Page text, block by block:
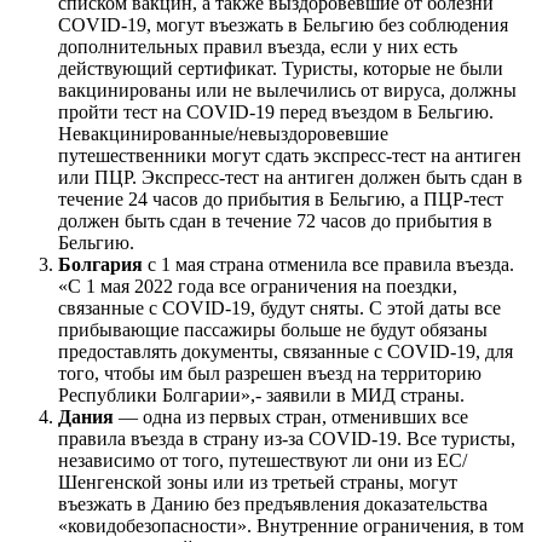
COVID-19, могут въезжать в Бельгию без соблюдения
дополнительных правил въезда, если у них есть
действующий сертификат. Туристы, которые не были
вакцинированы или не вылечились от вируса, должны
пройти тест на COVID-19 перед въездом в Бельгию.
Невакцинированные/невыздоровевшие
путешественники могут сдать экспресс-тест на антиген
или ПЦР. Экспресс-тест на антиген должен быть сдан в
течение 24 часов до прибытия в Бельгию, а ПЦР-тест
должен быть сдан в течение 72 часов до прибытия в
Бельгию.
Болгария с 1 мая страна отменила все правила въезда.
«С 1 мая 2022 года все ограничения на поездки,
связанные с COVID-19, будут сняты. С этой даты все
прибывающие пассажиры больше не будут обязаны
предоставлять документы, связанные с COVID-19, для
того, чтобы им был разрешен въезд на территорию
Республики Болгарии»,- заявили в МИД страны.
Дания — одна из первых стран, отменивших все
правила въезда в страну из-за COVID-19. Все туристы,
независимо от того, путешествуют ли они из ЕС/
Шенгенской зоны или из третьей страны, могут
въезжать в Данию без предъявления доказательства
«ковидобезопасности». Внутренние ограничения, в том